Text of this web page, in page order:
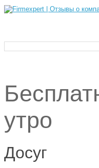
утро
Досуг